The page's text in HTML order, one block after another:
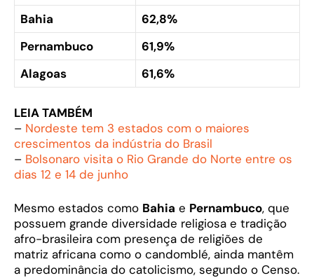
Bahia
62,8%
Pernambuco
61,9%
Alagoas
61,6%
LEIA TAMBÉM
– Nordeste tem 3 estados com o maiores
crescimentos da indústria do Brasil
– Bolsonaro visita o Rio Grande do Norte entre os
dias 12 e 14 de junho
Mesmo estados como Bahia e Pernambuco, que
possuem grande diversidade religiosa e tradição
afro-brasileira com presença de religiões de
matriz africana como o candomblé, ainda mantêm
a predominância do catolicismo, segundo o Censo.